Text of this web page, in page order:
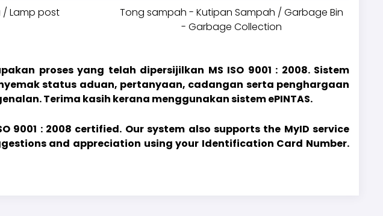
/ Lamp post
Tong sampah - Kutipan Sampah / Garbage Bin
- Garbage Collection
proses yang telah dipersijilkan MS ISO 9001 : 2008. Sistem
status aduan, pertanyaan, cadangan serta penghargaan
Terima kasih kerana menggunakan sistem ePINTAS.
9001 : 2008 certified. Our system also supports the MyID service
and appreciation using your Identification Card Number.